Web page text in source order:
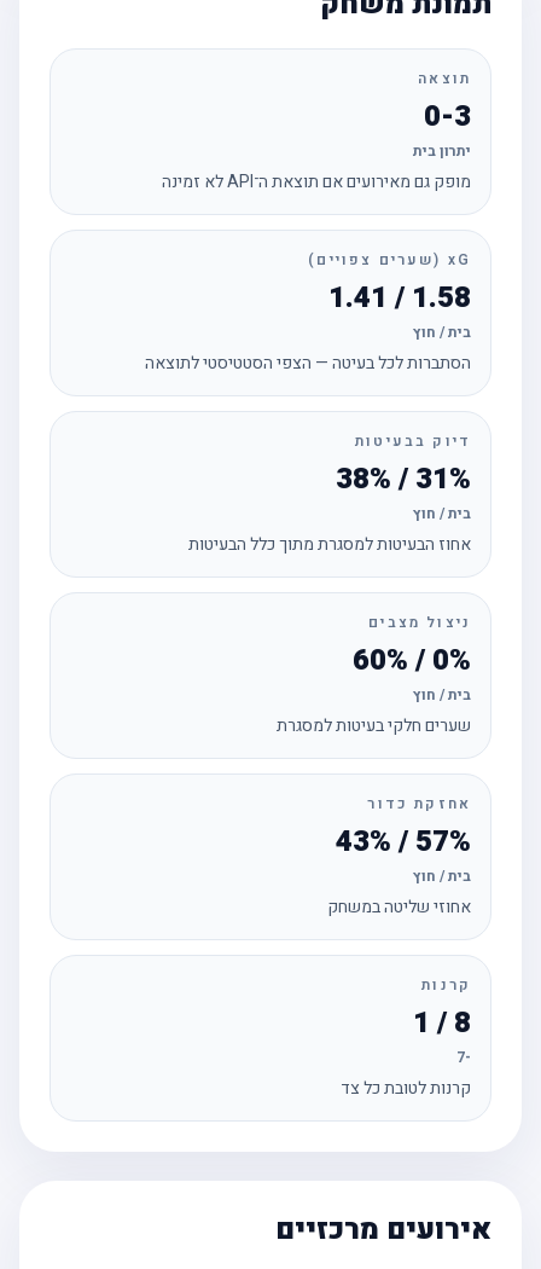
תוצאה
0-3
יתרון בית
מופק גם מאירועים אם תוצאת ה־API לא זמינה
xG (שערים צפויים)
1.58 / 1.41
בית / חוץ
הסתברות לכל בעיטה — הצפי הסטטיסטי לתוצאה
דיוק בבעיטות
31% / 38%
בית / חוץ
אחוז הבעיטות למסגרת מתוך כלל הבעיטות
ניצול מצבים
0% / 60%
בית / חוץ
שערים חלקי בעיטות למסגרת
אחזקת כדור
57% / 43%
בית / חוץ
אחוזי שליטה במשחק
קרנות
קרנות לטובת כל צד
אירועים מרכזיים